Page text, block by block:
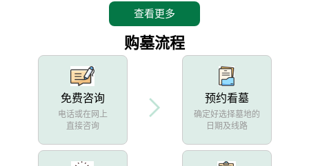
查看更多
购墓流程
免费咨询
电话或在网上
直接咨询
预约看墓
确定好选择墓地的
日期及线路